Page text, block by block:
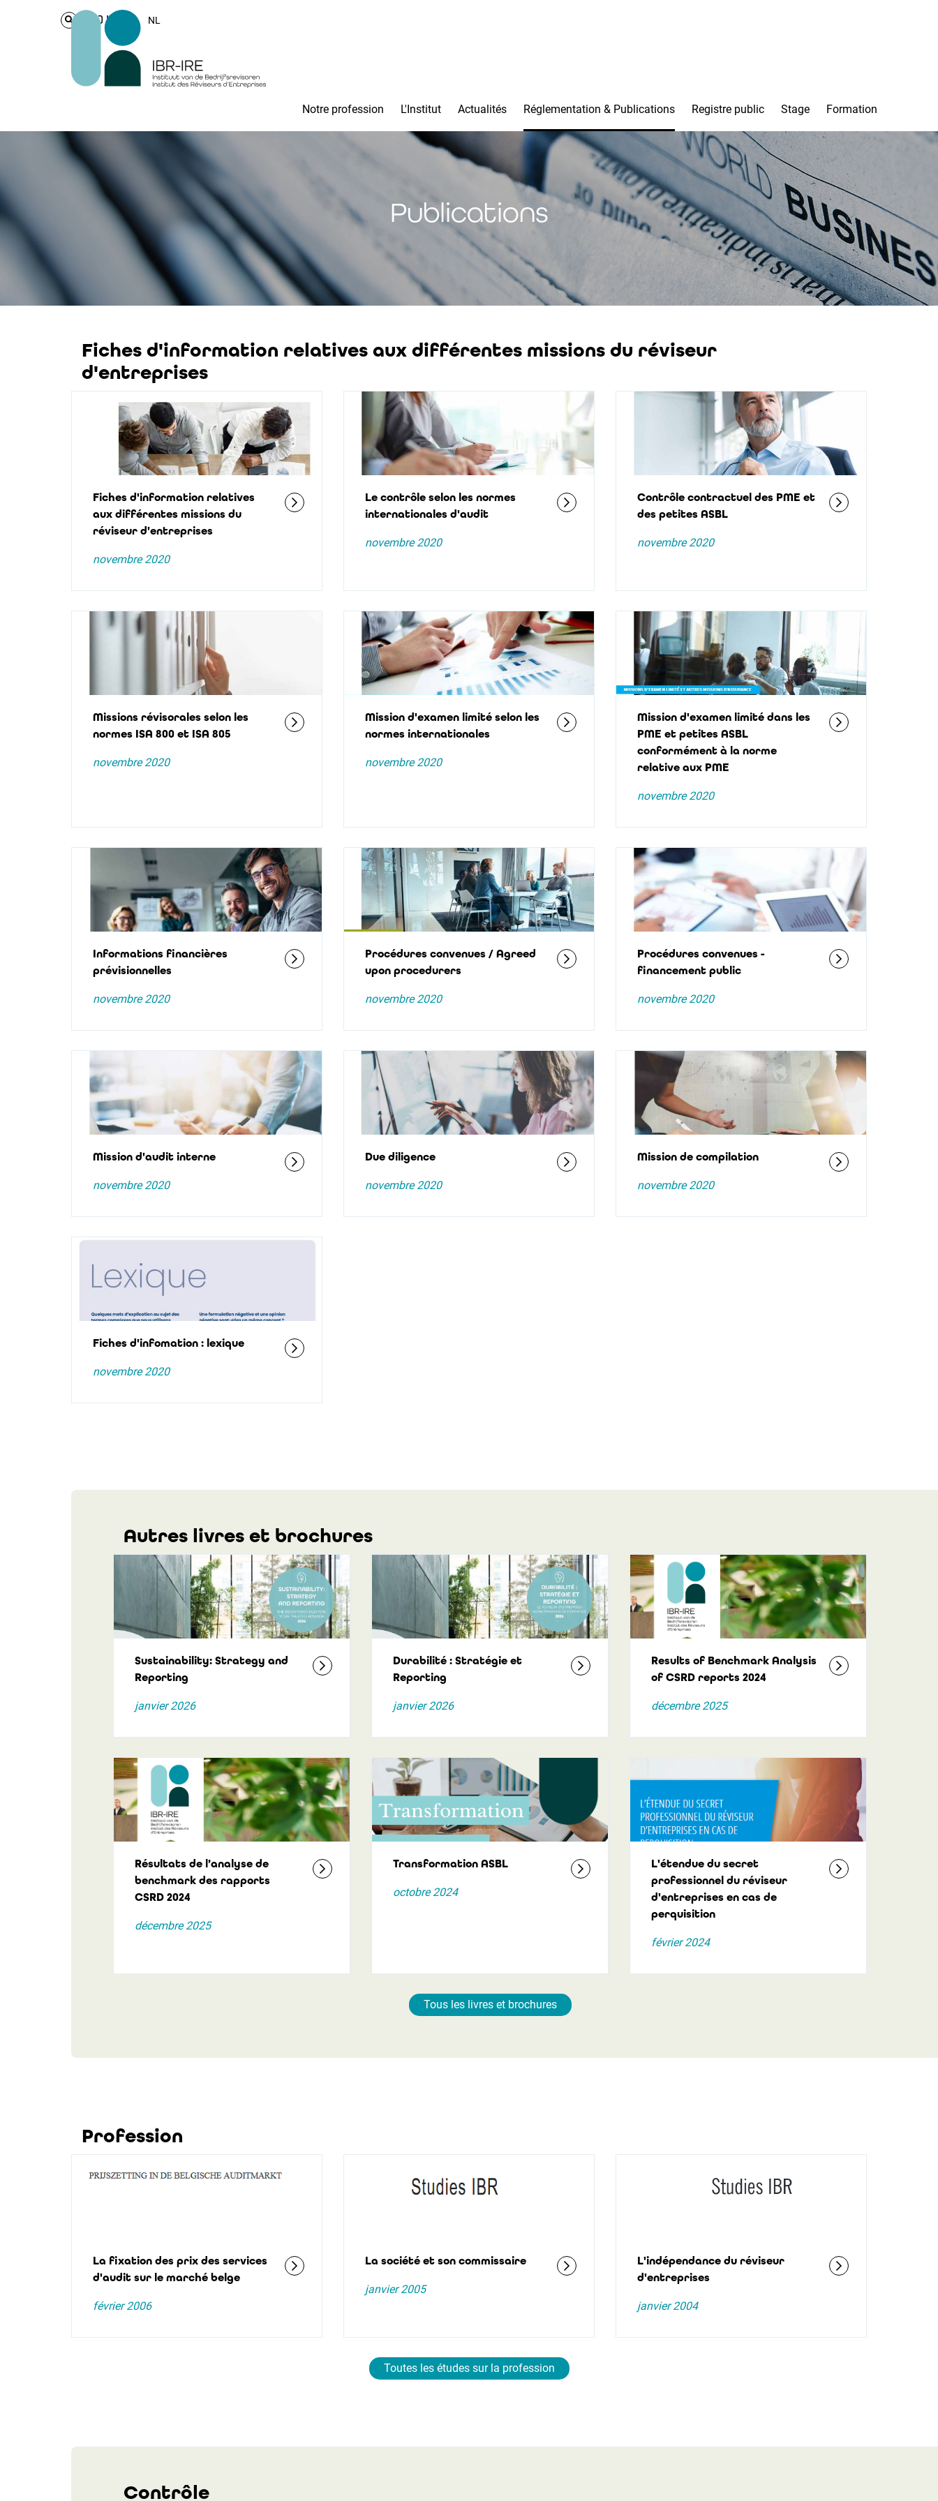
Login NL
Notre profession L'Institut Actualités Réglementation & Publications Registre public Stage Formation
Publications
Fiches d'information relatives aux différentes missions du réviseur
d'entreprises
Fiches d'information relatives
aux différentes missions du
réviseur d'entreprises
novembre 2020
Le contrôle selon les normes
internationales d'audit
novembre 2020
Contrôle contractuel des PME et
des petites ASBL
novembre 2020
Missions révisorales selon les
normes ISA 800 et ISA 805
novembre 2020
Mission d'examen limité selon les
normes internationales
novembre 2020
Mission d'examen limité dans les
PME et petites ASBL
conformément à la norme
relative aux PME
novembre 2020
Informations financières
prévisionnelles
novembre 2020
Procédures convenues / Agreed
upon procedurers
novembre 2020
Procédures convenues -
financement public
novembre 2020
Mission d'audit interne
novembre 2020
Due diligence
novembre 2020
Mission de compilation
novembre 2020
Fiches d'infomation : lexique
novembre 2020
Autres livres et brochures
Sustainability: Strategy and
Reporting
janvier 2026
Durabilité : Stratégie et
Reporting
janvier 2026
Results of Benchmark Analysis
of CSRD reports 2024
décembre 2025
Résultats de l’analyse de
benchmark des rapports
CSRD 2024
décembre 2025
Transformation ASBL
octobre 2024
L'étendue du secret
professionnel du réviseur
d'entreprises en cas de
perquisition
février 2024
Tous les livres et brochures
Profession
La fixation des prix des services
d'audit sur le marché belge
février 2006
La société et son commissaire
janvier 2005
L'indépendance du réviseur
d'entreprises
janvier 2004
Toutes les études sur la profession
Contrôle